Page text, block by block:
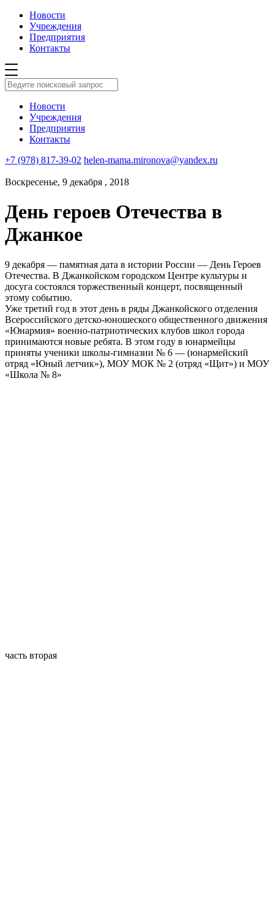
Новости
Учреждения
Предприятия
Контакты
Новости
Учреждения
Предприятия
Контакты
+7 (978) 817-39-02 helen-mama.mironova@yandex.ru
Воскресенье, 9 декабря , 2018
День героев Отечества в
Джанкое
9 декабря — памятная дата в истории России — День Героев
Отечества. В Джанкойском городском Центре культуры и
досуга состоялся торжественный концерт, посвященный
этому событию.
Уже третий год в этот день в ряды Джанкойского отделения
Всероссийского детско-юношеского общественного движения
«Юнармия» военно-патриотических клубов школ города
принимаются новые ребята. В этом году в юнармейцы
приняты ученики школы-гимназии № 6 — (юнармейский
отряд «Юный летчик»), МОУ МОК № 2 (отряд «Щит») и МОУ
«Школа № 8»
часть вторая